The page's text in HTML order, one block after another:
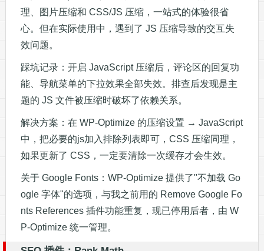
理、图片压缩和 CSS/JS 压缩，一站式的体验很省
心。但在实际使用中，遇到了 JS 压缩导致的交互失
效问题。
踩坑记录：开启 JavaScript 压缩后，评论区的回复功
能、导航菜单的下拉效果全部失效。排查后发现是主
题的 JS 文件被压缩时破坏了依赖关系。
解决方案：在 WP-Optimize 的压缩设置 → JavaScript
中，把必要的js加入排除列表即可，CSS 压缩同理，
如果更新了 CSS，一定要清除一次缓存才会生效。
关于 Google Fonts：WP-Optimize 提供了"不加载 Go
ogle 字体"的选项，与我之前用的 Remove Google Fo
nts References 插件功能重复，现已停用后者，由 W
P-Optimize 统一管理。